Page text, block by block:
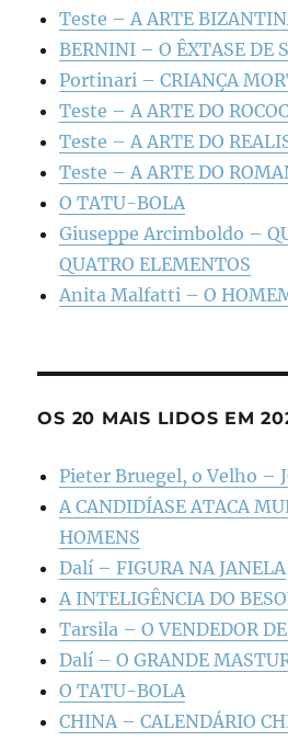
Teste – A ARTE
BERNINI – O ÊXTASE DE
Portinari – CRIANÇA
Teste – A ARTE DO
Teste – A ARTE DO
Teste – A ARTE DO
O TATU-BOLA
Giuseppe Arcimboldo –
QUATRO ELEMENTOS
Anita Malfatti – O
OS 20 MAIS LIDOS EM
Pieter Bruegel, o Velho –
A CANDIDÍASE ATACA
HOMENS
Dalí – FIGURA NA JANELA
A INTELIGÊNCIA DO
Tarsila – O VENDEDOR
Dalí – O GRANDE
O TATU-BOLA
CHINA – CALENDÁRIO